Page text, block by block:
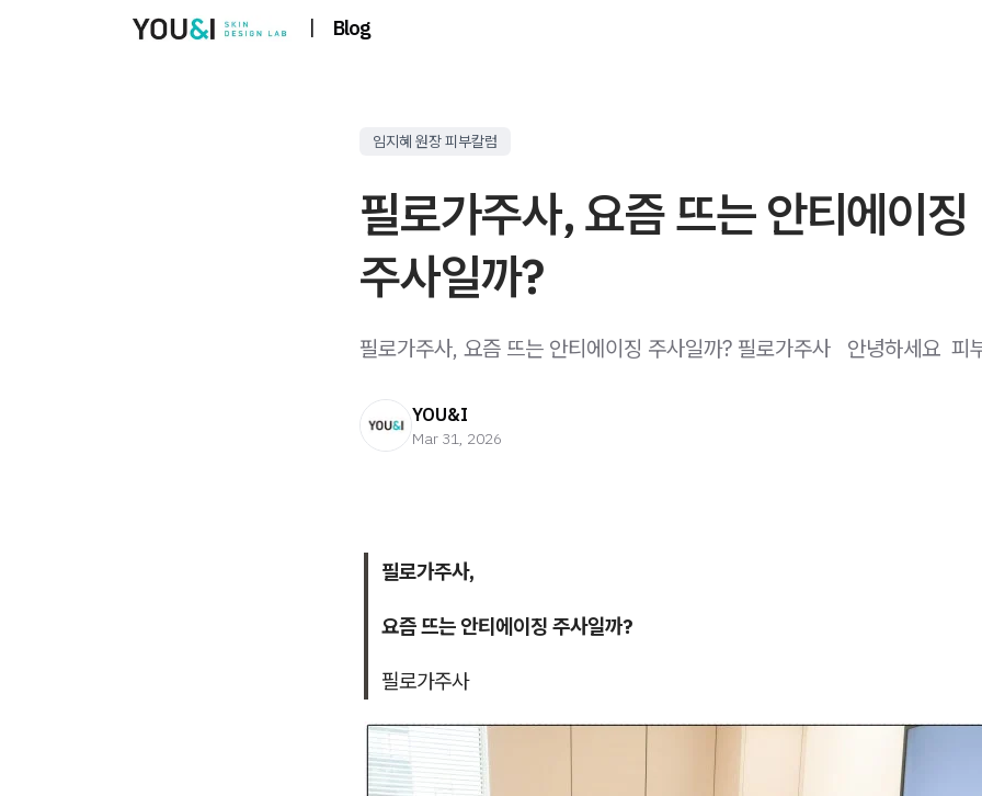
| Blog
임지혜 원장 피부칼럼
필로가주사, 요즘 뜨는 안티에이징
주사일까?
필로가주사, 요즘 뜨는 안티에이징 주사일까? 필로가주사 ​ ​ 안녕하세요 ​ 피
YOU&I
Mar 31, 2026
필로가주사,
요즘 뜨는 안티에이징 주사일까?
필로가주사